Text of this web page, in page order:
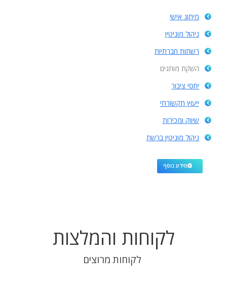
מיתוג אישי
ניהול מוניטין
רשתות חברתיות
השקת מותגים
יחסי ציבור
ייעוץ תקשורתי
שיווק ומכירות
ניהול מוניטין ברשת
מידע נוסף
לקוחות והמלצות
לקוחות מרוצים